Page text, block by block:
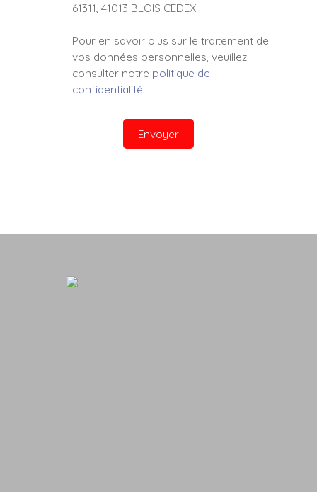
61311, 41013 BLOIS CEDEX.
Pour en savoir plus sur le traitement de
vos données personnelles, veuillez
consulter notre politique de
confidentialité.
Envoyer